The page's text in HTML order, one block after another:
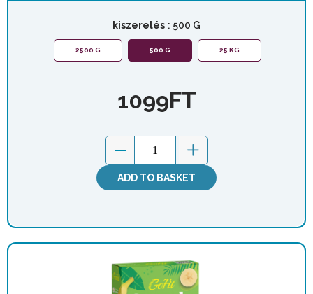
kiszerelés : 500 G
2500 G 500 G 25 KG
1099FT
ADD TO BASKET